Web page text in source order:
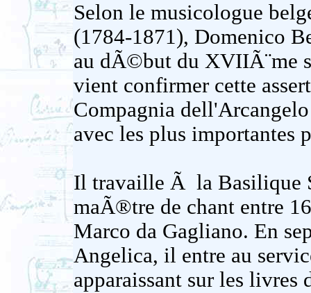
Selon le musicologue
(1784-1871), Domenico
au dÃ©but du XVIIÃ¨me
vient confirmer cette
Compagnia
avec les plus
Il travaille Ã la Basilique
maÃ®tre de chant entre
Marco da Gagliano. En
Angelica, il entre au
apparaissant sur les